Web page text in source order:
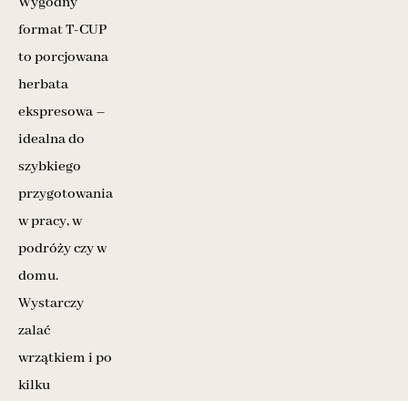
format T-CUP
to porcjowana
herbata
ekspresowa –
idealna do
szybkiego
przygotowania
w pracy, w
podróży czy w
domu.
Wystarczy
zalać
wrzątkiem i po
kilku